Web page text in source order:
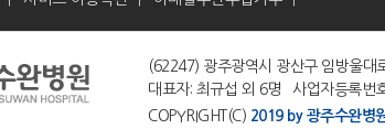
(62247) 광주광역시 광산구 임방
대표자: 최규섭 외 6명 사업자등록번
COPYRIGHT(C) 2019 by 광주수완병